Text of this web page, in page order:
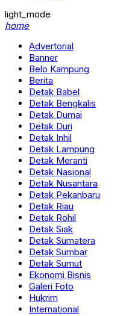
light_mode
home
Advertorial
Banner
Belo Kampung
Berita
Detak Babel
Detak Bengkalis
Detak Dumai
Detak Duri
Detak Inhil
Detak Lampung
Detak Meranti
Detak Nasional
Detak Nusantara
Detak Pekanbaru
Detak Riau
Detak Rohil
Detak Siak
Detak Sumatera
Detak Sumbar
Detak Sumut
Ekonomi Bisnis
Galeri Foto
Hukrim
International